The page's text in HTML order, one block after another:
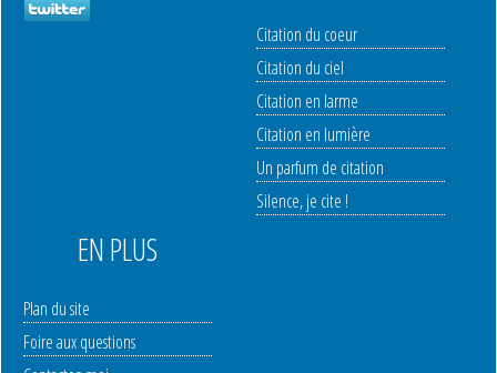
Citation du coeur
Citation du ciel
Citation en larme
Citation en lumière
Un parfum de citation
Silence, je cite !
EN PLUS
Plan du site
Foire aux questions